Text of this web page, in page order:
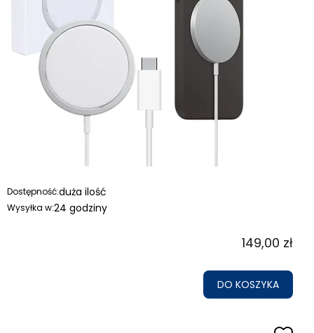
Dostępność:duża ilość
Wysyłka w:24 godziny
149,00 zł
DO KOSZYKA